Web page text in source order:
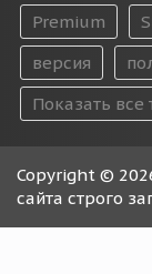
Premium
версия
Показать все
Copyright ©
сайта строго